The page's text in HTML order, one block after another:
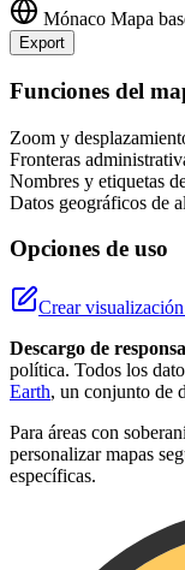
Mónaco Mapa
Export
+
Funciones del
Zoom y
Fronteras
Nombres y etiquetas
Datos geográficos de
Opciones de uso
Crear
Descargo de
política. Todos los
Earth, un conjunto de
Para áreas con
personalizar mapas
específicas.